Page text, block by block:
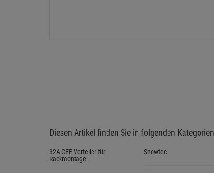
Diesen Artikel finden Sie in folgenden Kategorien
32A CEE Verteiler für
Rackmontage
Showtec